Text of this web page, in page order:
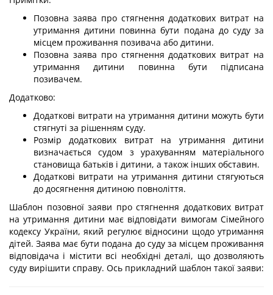
Позовна заява про стягнення додаткових витрат на
утримання дитини повинна бути подана до суду за
місцем проживання позивача або дитини.
Позовна заява про стягнення додаткових витрат на
утримання дитини повинна бути підписана
позивачем.
Додатково:
Додаткові витрати на утримання дитини можуть бути
стягнуті за рішенням суду.
Розмір додаткових витрат на утримання дитини
визначається судом з урахуванням матеріального
становища батьків і дитини, а також інших обставин.
Додаткові витрати на утримання дитини стягуються
до досягнення дитиною повноліття.
Шаблон позовної заяви про стягнення додаткових витрат
на утримання дитини має відповідати вимогам Сімейного
кодексу України, який регулює відносини щодо утримання
дітей. Заява має бути подана до суду за місцем проживання
відповідача і містити всі необхідні деталі, що дозволяють
суду вирішити справу. Ось прикладний шаблон такої заяви: